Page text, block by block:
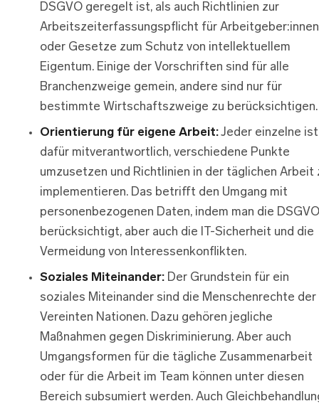
DSGVO geregelt ist, als auch Richtlinien zur
Arbeitszeiterfassungspflicht für Arbeitgeber:innen
oder Gesetze zum Schutz von intellektuellem
Eigentum. Einige der Vorschriften sind für alle
Branchenzweige gemein, andere sind nur für
bestimmte Wirtschaftszweige zu berücksichtigen.
Orientierung für eigene Arbeit:Jeder einzelne ist
dafür mitverantwortlich, verschiedene Punkte
umzusetzen und Richtlinien in der täglichen Arbeit
implementieren. Das betrifft den Umgang mit
personenbezogenen Daten, indem man die DSGVO
berücksichtigt, aber auch die IT-Sicherheit und die
Vermeidung von Interessenkonflikten.
Soziales Miteinander: Der Grundstein für ein
soziales Miteinander sind die Menschenrechte der
Vereinten Nationen. Dazu gehören jegliche
Maßnahmen gegen Diskriminierung. Aber auch
Umgangsformen für die tägliche Zusammenarbeit
oder für die Arbeit im Team können unter diesen
Bereich subsumiert werden. Auch